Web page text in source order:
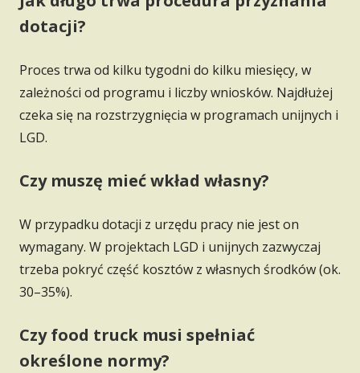
dotacji?
Proces trwa od kilku tygodni do kilku miesięcy, w
zależności od programu i liczby wniosków. Najdłużej
czeka się na rozstrzygnięcia w programach unijnych i
LGD.
Czy muszę mieć wkład własny?
W przypadku dotacji z urzędu pracy nie jest on
wymagany. W projektach LGD i unijnych zazwyczaj
trzeba pokryć część kosztów z własnych środków (ok.
30–35%).
Czy food truck musi spełniać
określone normy?